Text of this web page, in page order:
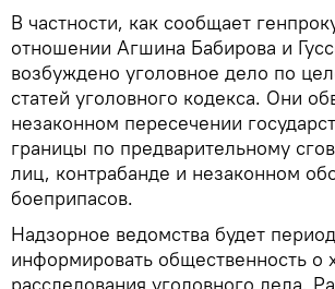
В частности, как сообщает
отношении Агшина Бабирова и
возбуждено уголовное дело по
статей уголовного кодекса. Они
незаконном пересечении
границы по предварительному
лиц, контрабанде и незаконном
боеприпасов.
Надзорное ведомства будет
информировать общественность о
расследования уголовного дела.